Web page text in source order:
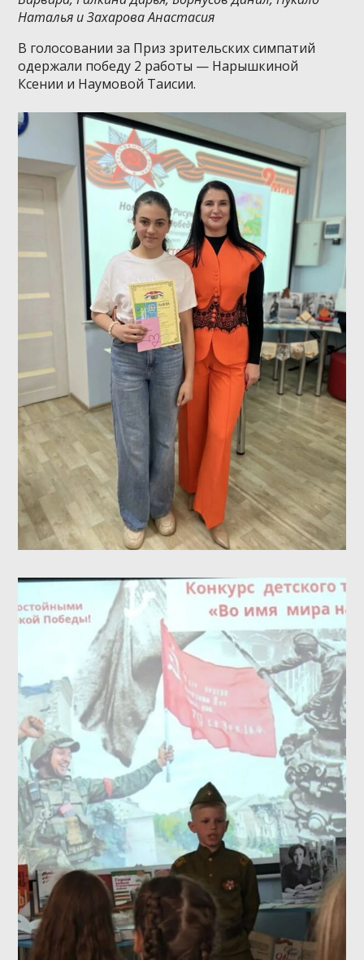
Наталья и Захарова Анастасия
В голосовании за Приз зрительских симпатий
одержали победу 2 работы — Нарышкиной
Ксении и Наумовой Таисии.